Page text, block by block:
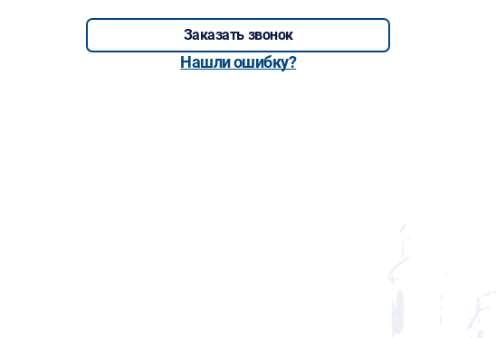
Заказать звонок
Нашли ошибку?